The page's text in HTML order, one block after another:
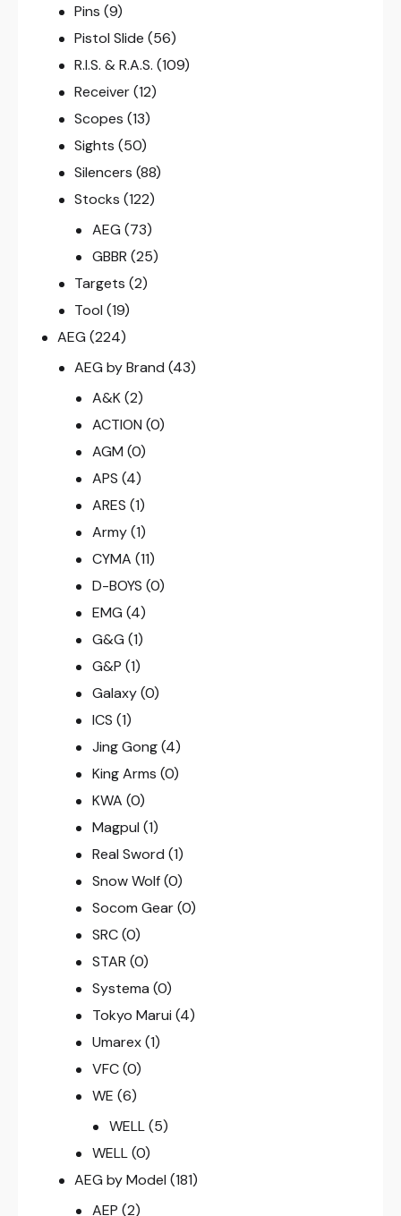
Pins (9)
Pistol Slide (56)
R.I.S. & R.A.S. (109)
Receiver (12)
Scopes (13)
Sights (50)
Silencers (88)
Stocks (122)
AEG (73)
GBBR (25)
Targets (2)
Tool (19)
AEG (224)
AEG by Brand (43)
A&K (2)
ACTION (0)
AGM (0)
APS (4)
ARES (1)
Army (1)
CYMA (11)
D-BOYS (0)
EMG (4)
G&G (1)
G&P (1)
Galaxy (0)
ICS (1)
Jing Gong (4)
King Arms (0)
KWA (0)
Magpul (1)
Real Sword (1)
Snow Wolf (0)
Socom Gear (0)
SRC (0)
STAR (0)
Systema (0)
Tokyo Marui (4)
Umarex (1)
VFC (0)
WE (6)
WELL (5)
WELL (0)
AEG by Model (181)
AEP (2)